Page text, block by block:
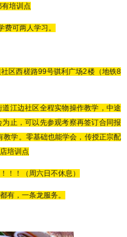
培训点
费可两人学习。
区西槎路99号骐利广场2楼（地铁8
江边社区全程实物操作教学，中途
止，可以先参观考察再签订合同报
教学。零基础也能学会，传授正宗配
培训点
！！（周六日不休息）
有，一条龙服务。